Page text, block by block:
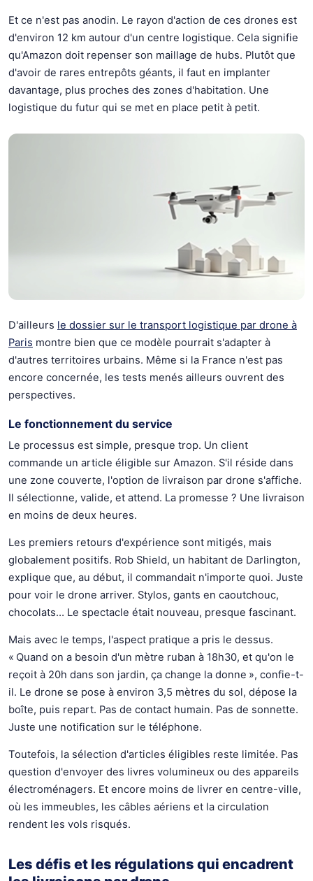
Et ce n'est pas anodin. Le rayon d'action de ces drones est
d'environ 12 km autour d'un centre logistique. Cela signifie
qu'Amazon doit repenser son maillage de hubs. Plutôt que
d'avoir de rares entrepôts géants, il faut en implanter
davantage, plus proches des zones d'habitation. Une
logistique du futur qui se met en place petit à petit.
D'ailleurs le dossier sur le transport logistique par drone à
Paris montre bien que ce modèle pourrait s'adapter à
d'autres territoires urbains. Même si la France n'est pas
encore concernée, les tests menés ailleurs ouvrent des
perspectives.
Le fonctionnement du service
Le processus est simple, presque trop. Un client
commande un article éligible sur Amazon. S'il réside dans
une zone couverte, l'option de livraison par drone s'affiche.
Il sélectionne, valide, et attend. La promesse ? Une livraison
en moins de deux heures.
Les premiers retours d'expérience sont mitigés, mais
globalement positifs. Rob Shield, un habitant de Darlington,
explique que, au début, il commandait n'importe quoi. Juste
pour voir le drone arriver. Stylos, gants en caoutchouc,
chocolats… Le spectacle était nouveau, presque fascinant.
Mais avec le temps, l'aspect pratique a pris le dessus.
« Quand on a besoin d'un mètre ruban à 18h30, et qu'on le
reçoit à 20h dans son jardin, ça change la donne », confie-t-
il. Le drone se pose à environ 3,5 mètres du sol, dépose la
boîte, puis repart. Pas de contact humain. Pas de sonnette.
Juste une notification sur le téléphone.
Toutefois, la sélection d'articles éligibles reste limitée. Pas
question d'envoyer des livres volumineux ou des appareils
électroménagers. Et encore moins de livrer en centre-ville,
où les immeubles, les câbles aériens et la circulation
rendent les vols risqués.
Les défis et les régulations qui encadrent